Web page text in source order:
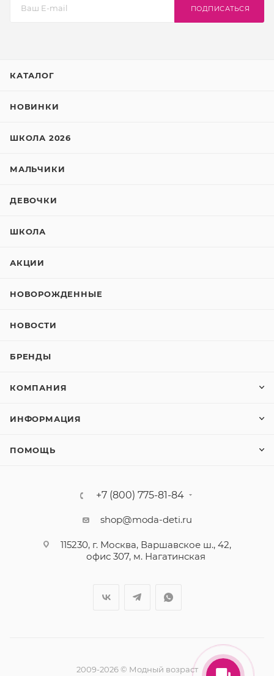
ПОДПИСАТЬСЯ
КАТАЛОГ
НОВИНКИ
ШКОЛА 2026
МАЛЬЧИКИ
ДЕВОЧКИ
ШКОЛА
АКЦИИ
НОВОРОЖДЕННЫЕ
НОВОСТИ
БРЕНДЫ
КОМПАНИЯ
ИНФОРМАЦИЯ
ПОМОЩЬ
+7 (800) 775-81-84
shop@moda-deti.ru
115230, г. Москва, Варшавское ш., 42,
офис 307, м. Нагатинская
2009-2026 © Модный возраст